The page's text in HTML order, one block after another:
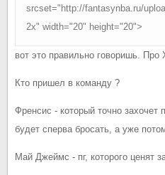
srcset="http://fantasynba.ru/
2x" width="20" height="20">
вот это правильно говоришь. Про
Кто пришел в команду ?
Френсис - который точно захочет
будет сперва бросать, а уже
Май Джеймс - пг, которого ценят